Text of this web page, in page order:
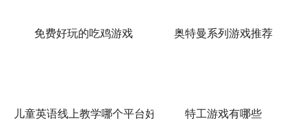
免费好玩的吃鸡游戏 奥特曼系列游戏推荐
儿童英语线上教学哪个平台好 特工游戏有哪些